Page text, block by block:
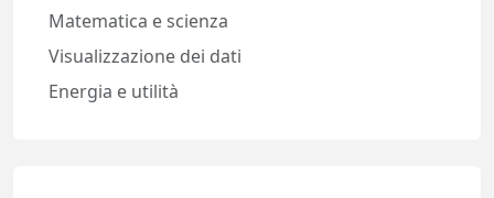
Matematica e scienza
Visualizzazione dei dati
Energia e utilità